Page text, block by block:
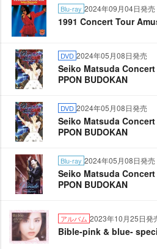
Blu-ray 2024年09月04日発売
1991 Concert Tour
DVD 2024年05月08日発売
Seiko Matsuda Concert
PPON BUDOKAN
DVD 2024年05月08日発売
Seiko Matsuda Concert
PPON BUDOKAN
Blu-ray 2024年05月08日発売
Seiko Matsuda Concert
PPON BUDOKAN
アルバム 2023年10月25日発
Bible-pink & blue-